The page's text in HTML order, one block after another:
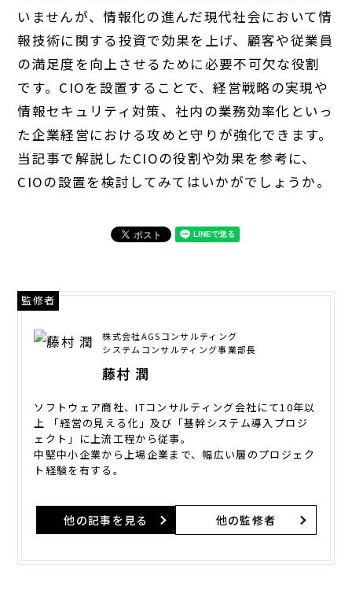
いませんが、情報化の進んだ現代社会において情
報技術に関する投資で効果を上げ、顧客や従業員
の満足度を向上させるために必要不可欠な役割
です。CIOを設置することで、経営戦略の実現や
情報セキュリティ対策、社内の業務効率化といっ
た企業経営における攻めと守りが強化できます。
当記事で解説したCIOの役割や効果を参考に、
CIOの設置を検討してみてはいかがでしょうか。
監修者
株式会社AGSコンサルティング
システムコンサルティング事業部長
藤村 潤
ソフトウェア商社、ITコンサルティング会社にて10年以
上 「経営の見える化」及び「基幹システム導入プロジ
ェクト」に上流工程から従事。
中堅中小企業から上場企業まで、幅広い層のプロジェク
ト経験を有する。
他の記事を見る 他の監修者